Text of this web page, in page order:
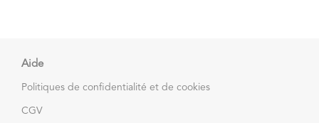
Aide
Politiques de confidentialité et de cookies
CGV